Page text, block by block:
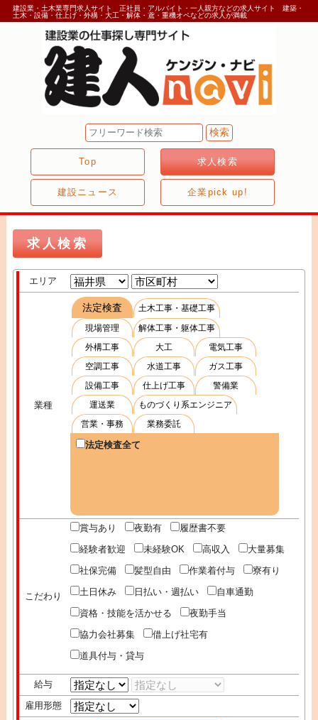
建設業・土木業専門求人サイト 正社員・アルバイト・一人親方などの求人サイト 建築・
土木・設備・仕上げ・外構・大工・解体・鳶・重機オペなどの求人が満載
Top 求人検索
建設ニュース 企業pick up!
求人検索
エリア
業種
法定検査
土木工事・基礎工事
現場管理
解体工事・躯体工事
外構工事
大工
電気工事
空調工事
水道工事
ガス工事
設備工事
仕上げ工事
警備業
運送業
ものづくり系エンジニア
営業・事務
業務委託
法定検査全て
こだわり
賞与あり 夜勤有
履歴書不要
経験者歓迎
未経験OK 高収入
大量募集
社保完備
髪型自由 作業着付与
寮有り
土日休み
日払い・週払い
自車通勤
資格・技能を活かせる
夜勤手当
協力会社募集
借上げ社宅有
道具付与・貸与
給与
雇用形態